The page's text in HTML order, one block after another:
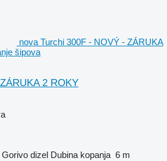
nova Turchi 300F - NOVÝ - ZÁRUKA
šipova
2 ROKY
Gorivo dizel Dubina kopanja 6 m